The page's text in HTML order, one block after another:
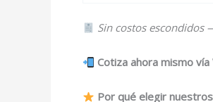
Sin costos escondidos
Cotiza ahora mismo
Por qué elegir